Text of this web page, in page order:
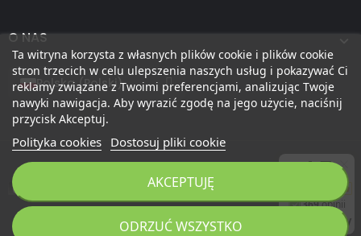
Ta witryna korzysta z własnych plików cookie i plików cookie
stron trzecich w celu ulepszenia naszych usług i pokazywać Ci
reklamy związane z Twoimi preferencjami, analizując Twoje
nawyki nawigacja. Aby wyrazić zgodę na jego użycie, naciśnij
przycisk Akceptuj.
Polityka cookies Dostosuj pliki cookie
ODRZUĆ WSZYSTKO
AKCEPTUJĘ
O NAS
Copyright 2026 © zigbuy.pl. Wszelkie prawa zastrzeżone.